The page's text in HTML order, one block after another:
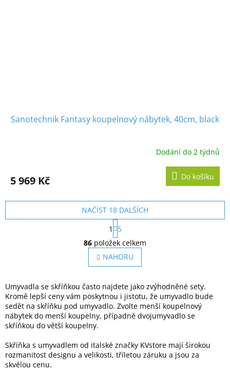
Sanotechnik Fantasy koupelnový nábytek, 40cm, black
Dodání do 2 týdnů
5 969 Kč Do košíku
O
v
l
á
a
c
í
p
k
y
NAČÍST 18 DALŠÍCH
S
t
r
á
n
k
v
á
n
í
1
5
86 položek celkem
NAHORU
Umyvadla se skříňkou často najdete jako zvýhodněné sety.
Kromě lepší ceny vám poskytnou i jistotu, že umyvadlo bude
sedět na skříňku pod umyvadlo. Zvolte menší koupelnový
nábytek do menší koupelny, případně dvojumyvadlo se
skříňkou do větší koupelny.
Skříňka s umyvadlem od italské značky KVstore mají širokou
rozmanitost designu a velikosti, tříletou záruku a jsou za
skvělou cenu.